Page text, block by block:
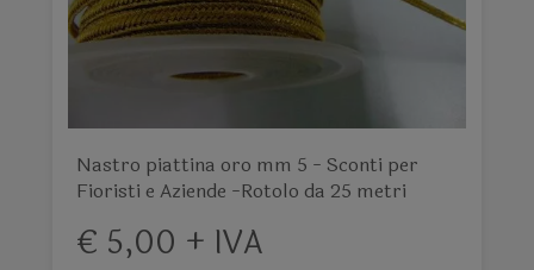
Nastro piattina oro mm 5 - Sconti per
Fioristi e Aziende -Rotolo da 25 metri
€ 5,00 + IVA